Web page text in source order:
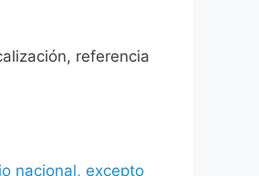
referencia
nacional, excepto